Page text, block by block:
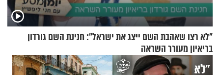
"לא רצו שאהבת השם ייצג את ישראל": חנינת השם גורדון
בריאיון מעורר השראה